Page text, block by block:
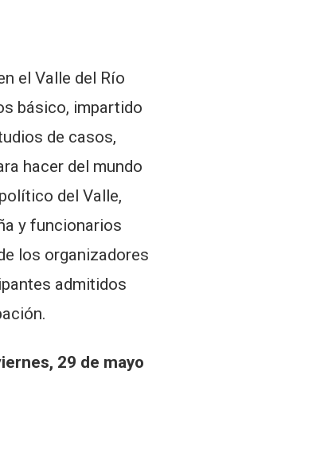
el Valle del Río
básico, impartido
de casos,
hacer del mundo
del Valle,
y funcionarios
los organizadores
admitidos
29 de mayo